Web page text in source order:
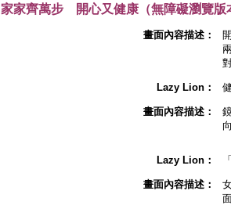
家家齊萬步 開心又健康（無障礙瀏覽版
畫面內容描述：
Lazy Lion：
畫面內容描述：
Lazy Lion：
畫面內容描述：